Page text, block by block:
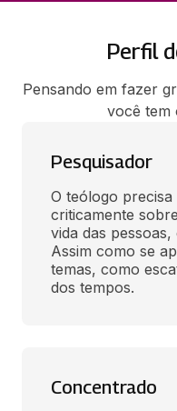
Perfil
Pensando em fazer
você tem
Pesquisador
O teólogo
criticamente
vida das
Assim como se
temas, como
dos tempos.
Concentrado